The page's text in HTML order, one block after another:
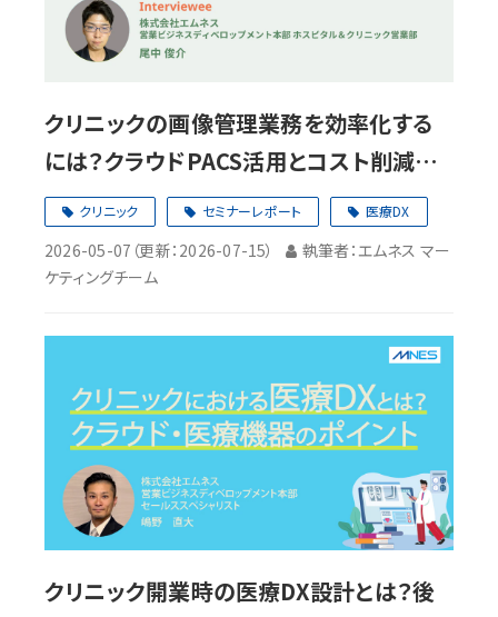
クリニックの画像管理業務を効率化する
には？クラウドPACS活用とコスト削減の
ポイントを解説
クリニック セミナーレポート 医療DX
2026-05-07 （更新： 2026-07-15）
執筆者：エムネス マー
ケティングチーム
クリニック開業時の医療DX設計とは？後